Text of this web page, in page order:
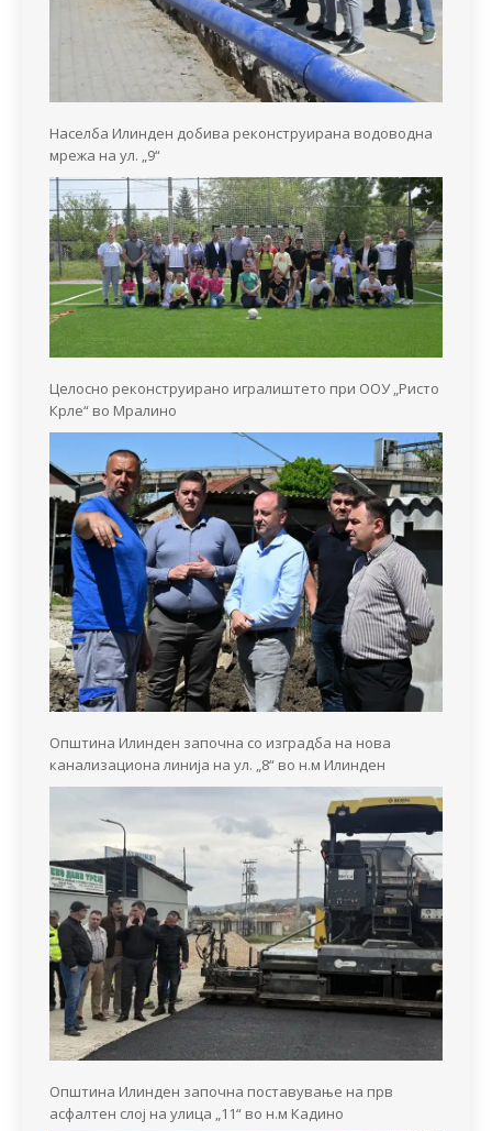
Населба Илинден добива реконструирана водоводна
мрежа на ул. „9“
Целосно реконструирано игралиштето при ООУ „Ристо
Крле“ во Мралино
Општина Илинден започна со изградба на нова
канализациона линија на ул. „8“ во н.м Илинден
Општина Илинден започна поставување на прв
асфалтен слој на улица „11“ во н.м Кадино